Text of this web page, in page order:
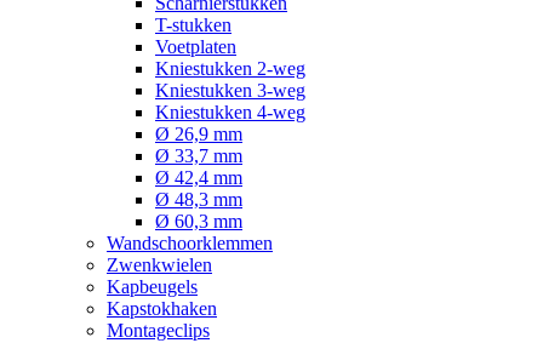
T-stukken
Voetplaten
Kniestukken 2-weg
Kniestukken 3-weg
Kniestukken 4-weg
Ø 26,9 mm
Ø 33,7 mm
Ø 42,4 mm
Ø 48,3 mm
Ø 60,3 mm
Wandschoorklemmen
Zwenkwielen
Kapbeugels
Kapstokhaken
Montageclips